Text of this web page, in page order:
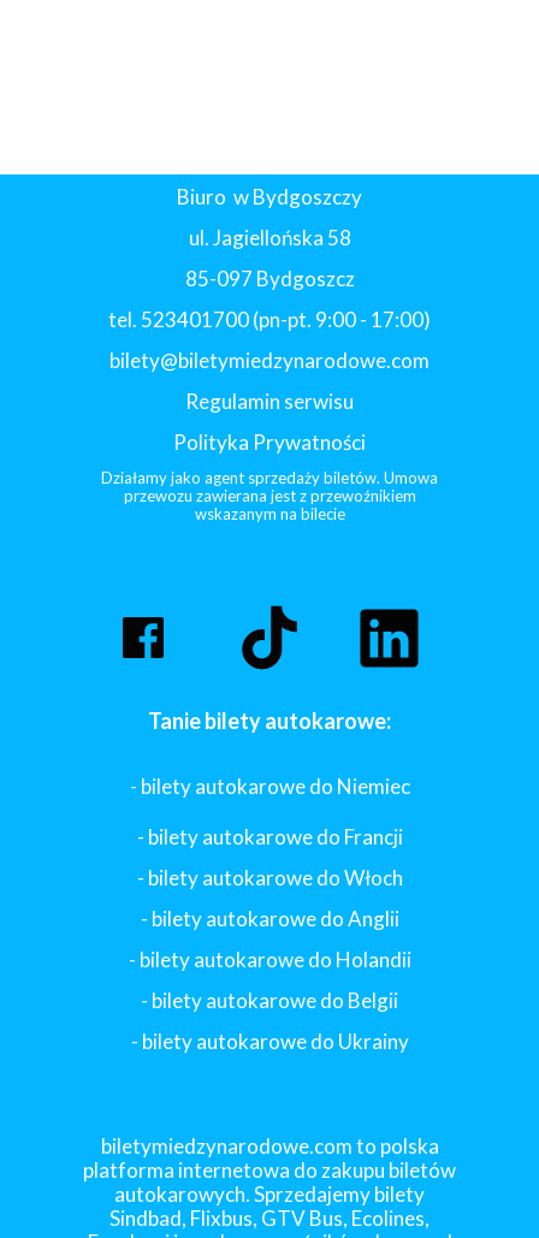
biletymiedzynarodowe.com to polska
platforma internetowa do zakupu biletów
autokarowych. Sprzedajemy bilety
Sindbad, Flixbus, GTV Bus, Ecolines,
Tanie bilety autokarowe:
- bilety autokarowe do Niemiec
- bilety autokarowe do Francji
- bilety autokarowe do Włoch
- bilety autokarowe do Anglii
- bilety autokarowe do Holandii
- bilety autokarowe do Belgii
- bilety autokarowe do Ukrainy
Biuro w Bydgoszczy
ul. Jagiellońska 58
85-097 Bydgoszcz
tel. 523401700 (pn-pt. 9:00 - 17:00)
bilety@biletymiedzynarodowe.com
Regulamin serwisu
Polityka Prywatności
Działamy jako agent sprzedaży biletów. Umowa
przewozu zawierana jest z przewoźnikiem
wskazanym na bilecie